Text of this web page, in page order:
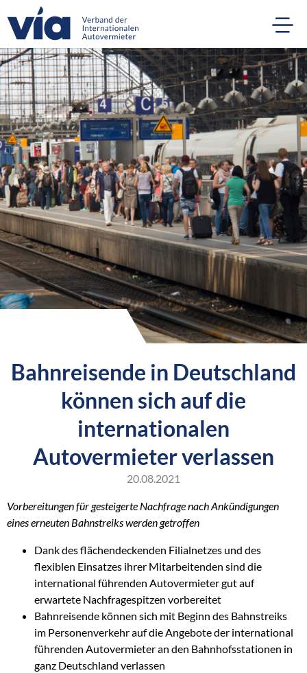
Bahnreisende in Deutschland
können sich auf die
internationalen
Autovermieter verlassen
20.08.2021
Vorbereitungen für gesteigerte Nachfrage nach Ankündigungen
eines erneuten Bahnstreiks werden getroffen
Dank des flächendeckenden Filialnetzes und des
flexiblen Einsatzes ihrer Mitarbeitenden sind die
international führenden Autovermieter gut auf
erwartete Nachfragespitzen vorbereitet
Bahnreisende können sich mit Beginn des Bahnstreiks
im Personenverkehr auf die Angebote der international
führenden Autovermieter an den Bahnhofsstationen in
ganz Deutschland verlassen